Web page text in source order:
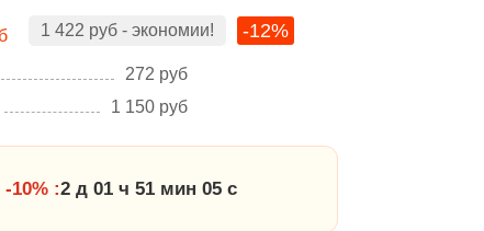
1 422 руб - экономии! -12%
272 руб
1 150 руб
10% :2 д 01 ч 51 мин 05 с